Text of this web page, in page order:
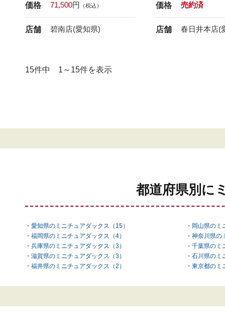
価格 71,500円 （税込）
店舗 碧南店(愛知県)
価格 売約済
店舗 春日井本店(
15件中 1～15件を表示
都道府県別に
愛知県のミニチュアダックス（15）
岡山県のミ
福岡県のミニチュアダックス（4）
神奈川県の
兵庫県のミニチュアダックス（3）
千葉県のミ
滋賀県のミニチュアダックス（3）
石川県のミ
福井県のミニチュアダックス（2）
東京都のミ